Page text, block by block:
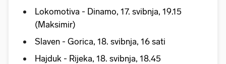
Lokomotiva - Dinamo, 17. svibnja, 19.15
(Maksimir)
Slaven - Gorica, 18. svibnja, 16 sati
Hajduk - Rijeka, 18. svibnja, 18.45